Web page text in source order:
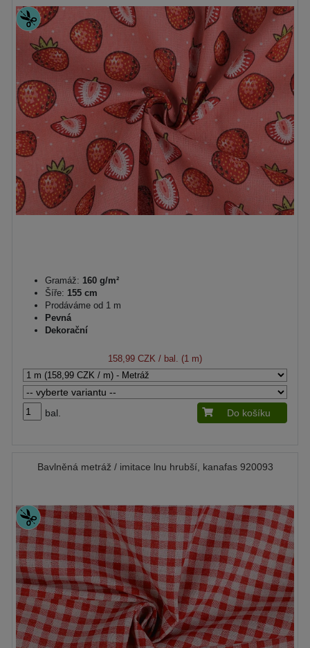
Gramáž: 160 g/m²
Šíře: 155 cm
Prodáváme od 1 m
Pevná
Dekorační
158,99 CZK / bal. (1 m)
bal. Do košíku
Bavlněná metráž / imitace lnu hrubší, kanafas 920093